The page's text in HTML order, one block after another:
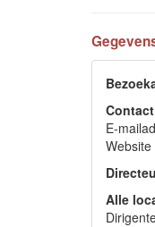
E-
Website
Alle